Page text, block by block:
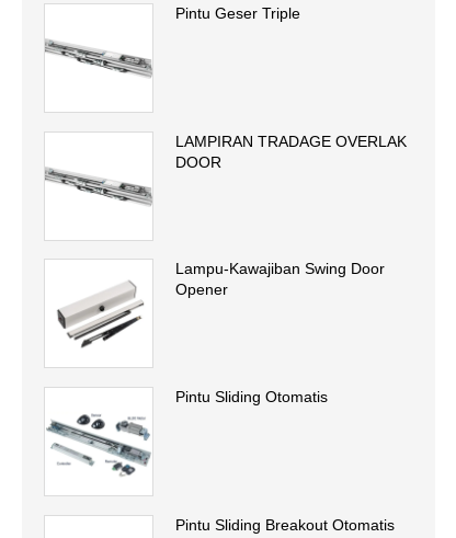
Pintu Geser Triple
LAMPIRAN TRADAGE OVERLAK
DOOR
Lampu-Kawajiban Swing Door
Opener
Pintu Sliding Otomatis
Pintu Sliding Breakout Otomatis